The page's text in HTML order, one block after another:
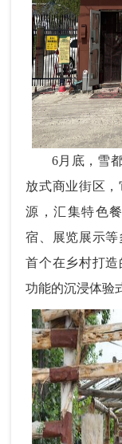
6月底，雪都
放式商业街区
源，汇集特色
宿、展览展示
首个在乡村打
功能的沉浸体验